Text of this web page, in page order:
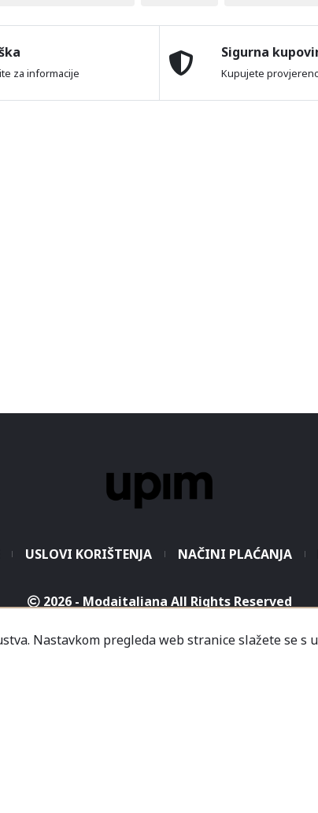
Nastavkom pregleda web stranice slažete se s
za informacije
Sigurna
Kupujete
USLOVI KORIŠTENJA NAČINI PLAĆANJA
2026 - Modaitaliana All Rights Reserved
Sjedište poduzeća je unutar Prodajnog centra